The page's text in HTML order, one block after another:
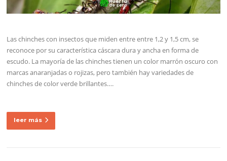
Las chinches con insectos que miden entre entre 1,2 y 1,5 cm, se
reconoce por su característica cáscara dura y ancha en forma de
escudo. La mayoría de las chinches tienen un color marrón oscuro con
marcas anaranjadas o rojizas, pero también hay variedades de
chinches de color verde brillantes….
leer más